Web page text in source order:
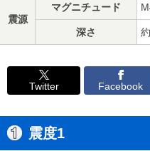
震源
マグニチュード
深さ
Twitter Facebook
震度1